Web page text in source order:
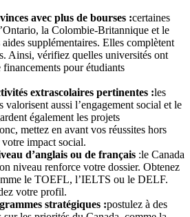
avec plus de bourses :certaines
la Colombie-Britannique et le
supplémentaires. Elles complètent
Ainsi, vérifiez quelles universités ont
financements pour étudiants
extrascolaires pertinentes :les
valorisent aussi l’engagement social et le
également les projets
mettez en avant vos réussites hors
impact social.
d’anglais ou de français :le Canada
niveau renforce votre dossier. Obtenez
le TOEFL, l’IELTS ou le DELF.
votre profil.
stratégiques :postulez à des